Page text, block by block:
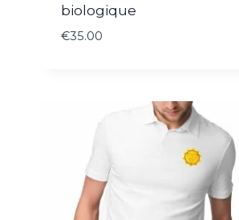
biologique
€35.00